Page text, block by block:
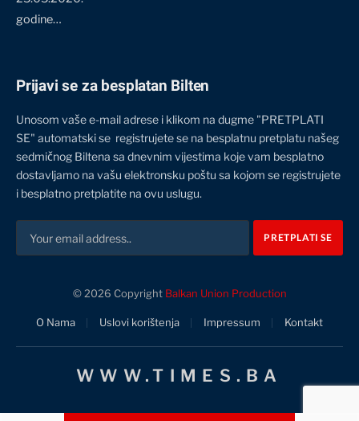
godine…
Prijavi se za besplatan Bilten
Unosom vaše e-mail adrese i klikom na dugme "PRETPLATI
SE" automatski se registrujete se na besplatnu pretplatu našeg
sedmičnog Biltena sa dnevnim vijestima koje vam besplatno
dostavljamo na vašu elektronsku poštu sa kojom se registrujete
i besplatno pretplatite na ovu uslugu.
© 2026 Copyright Balkan Union Production
O Nama Uslovi korištenja Impressum Kontakt
WWW.TIMES.BA